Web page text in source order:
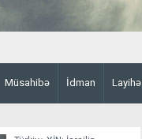
Müsahibə İdman Layihə